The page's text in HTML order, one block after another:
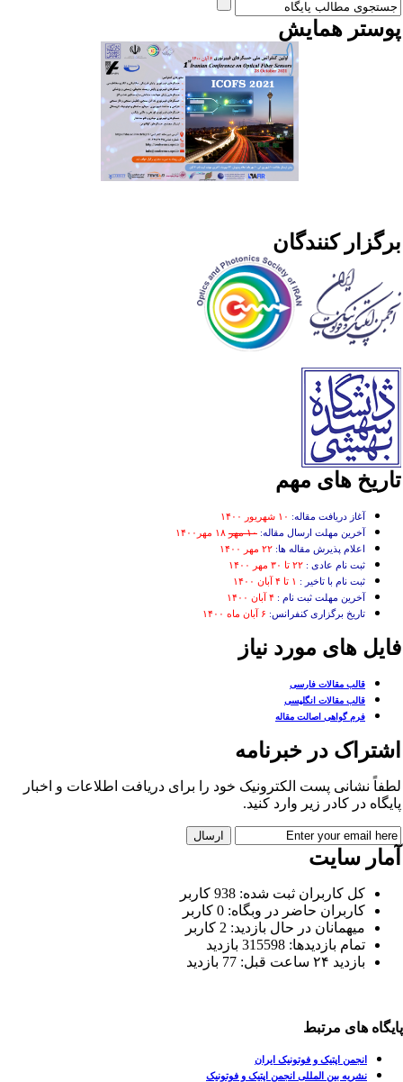
همایش
کنندگان
های مهم
آغاز دریافت مقاله: ۱۰ شهریور ۱۴۰۰
آخرین مهلت ارسال مقاله: ۱۰ مهر
۱۸ مهر۱۴۰۰
اعلام پذیرش مقاله ها: ۲۲ مهر ۱۴۰۰
ثبت نام عادی : ۲۲ تا ۳۰ مهر ۱۴۰۰
ثبت نام با تاخیر :
آخرین مهلت ثبت نام : ۴ آبان ۱۴۰۰
تاریخ برگزاری کنفرانس: ۶ آبان ماه ۱۴۰۰
های مورد نیاز
قالب مقالات فارسی
قالب مقالات انگلیسی
فرم گواهی اصالت مقاله
در خبرنامه
نشانی پست الکترونیک خود را برای دریافت اطلاعات و اخبار
در کادر زیر وارد کنید.
سایت
کل کاربران ثبت شده: 938 کاربر
کاربران حاضر در وبگاه: 0 کاربر
میهمانان در حال بازدید: 2 کاربر
تمام بازدید‌ها: 315598 بازدید
بازدید ۲۴ ساعت قبل: 77 بازدید
های مرتبط
انجمن اپتیک و فوتونیک ایران
نشریه بین المللی انجمن اپتیک و فوتونیک